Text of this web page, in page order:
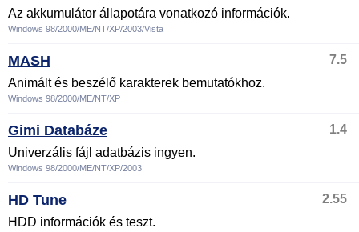
Az akkumulátor állapotára vonatkozó információk.
Windows 98/2000/ME/NT/XP/2003/Vista
MASH
7.5
Animált és beszélő karakterek bemutatókhoz.
Windows 98/2000/ME/NT/XP
Gimi Databáze
1.4
Univerzális fájl adatbázis ingyen.
Windows 98/2000/ME/NT/XP/2003
HD Tune
2.55
HDD információk és teszt.